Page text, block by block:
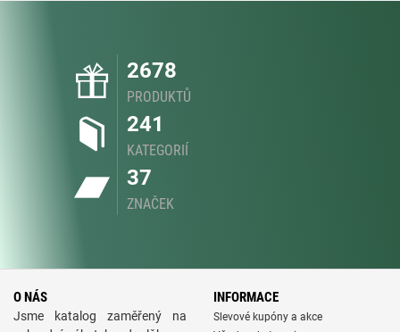
2678
PRODUKTŮ
241
KATEGORIÍ
37
ZNAČEK
O NÁS
Jsme katalog zaměřený na
INFORMACE
Slevové kupóny a akce